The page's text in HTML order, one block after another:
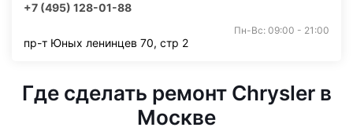
+7 (495) 128-01-88
Пн-Вс: 09:00 - 21:00
пр-т Юных ленинцев 70, стр 2
Где сделать ремонт Chrysler в
Москве